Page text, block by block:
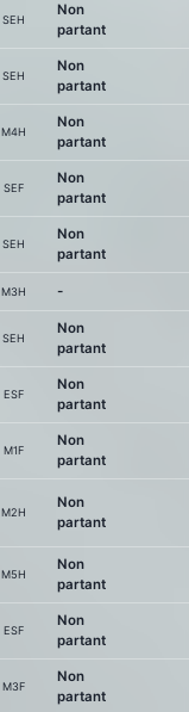
SEH
Non
partant
SEH
Non
partant
M4H
Non
partant
SEF
Non
partant
SEH
Non
partant
M3H -
SEH
Non
partant
ESF
Non
partant
M1F
Non
partant
M2H
Non
partant
M5H
Non
partant
ESF
Non
partant
M3F
Non
partant